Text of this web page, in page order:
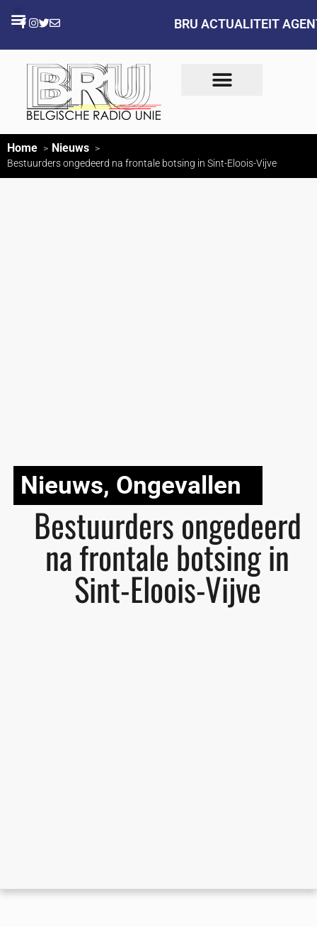
BRU ACTUALITEIT
Home Nieuws
Bestuurders ongedeerd na frontale botsing in Sint-Eloois-Vijve
Nieuws, Ongevallen
Bestuurders ongedeerd
na frontale botsing in
Sint-Eloois-Vijve